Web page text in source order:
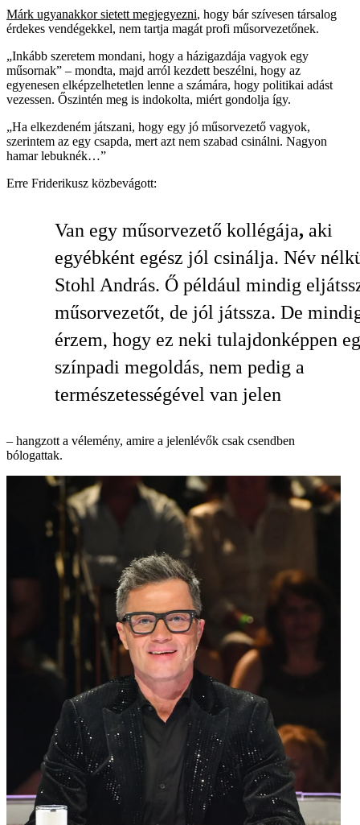
Márk ugyanakkor sietett megjegyezni, hogy bár szívesen társalog
érdekes vendégekkel, nem tartja magát profi műsorvezetőnek.
„Inkább szeretem mondani, hogy a házigazdája vagyok egy
műsornak” – mondta, majd arról kezdett beszélni, hogy az
egyenesen elképzelhetetlen lenne a számára, hogy politikai adást
vezessen. Őszintén meg is indokolta, miért gondolja így.
„Ha elkezdeném játszani, hogy egy jó műsorvezető vagyok,
szerintem az egy csapda, mert azt nem szabad csinálni. Nagyon
hamar lebuknék…”
Erre Friderikusz közbevágott:
Van egy műsorvezető kollégája, aki
egyébként egész jól csinálja. Név
Stohl András. Ő például mindig
műsorvezetőt, de jól játssza. De
érzem, hogy ez neki tulajdonképpen
színpadi megoldás, nem pedig a
természetességével van jelen
– hangzott a vélemény, amire a jelenlévők csak csendben
bólogattak.